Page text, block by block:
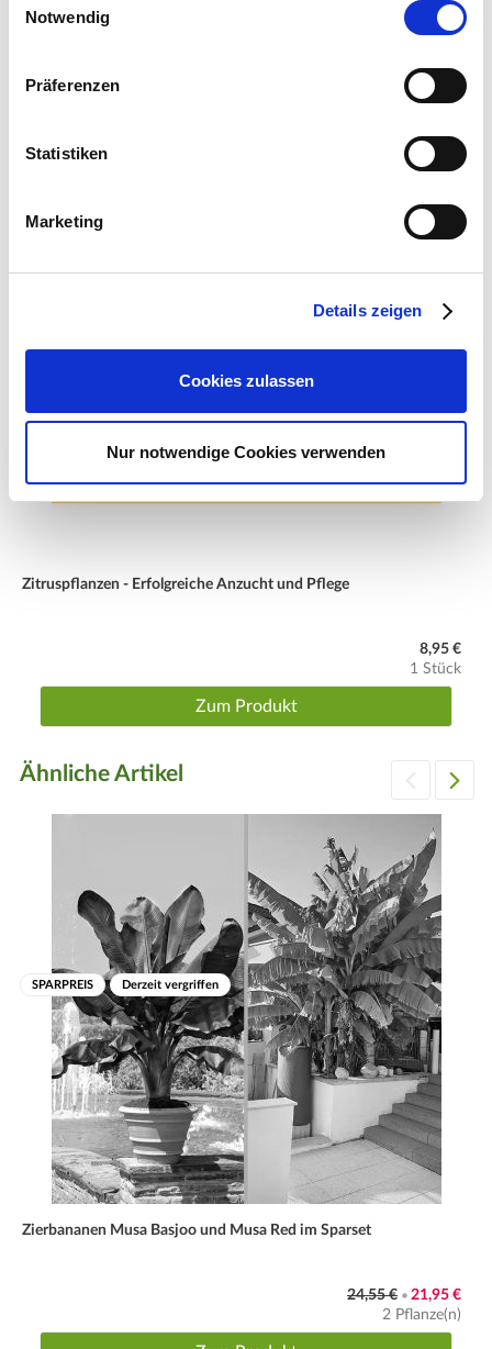
betätigen Sie anschließend den "OK"-Button:
Notwendig
Präferenzen
Statistiken
Marketing
Details zeigen
Cookies zulassen
Nur notwendige Cookies verwenden
Webseite: https://www.as-
Zitruspflanzen - Erfolgreiche Anzucht und Pflege
8,95 €
1 Stück
Zum Produkt
Ähnliche Artikel
SPARPREIS Derzeit vergriffen
Zierbananen Musa Basjoo und Musa Red im Sparset
24,55 € • 21,95 €
2 Pflanze(n)